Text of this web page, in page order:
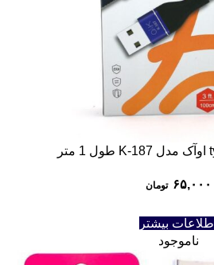
۶۵,۰۰۰ تومان
اطلاعات بیشتر
ناموجود